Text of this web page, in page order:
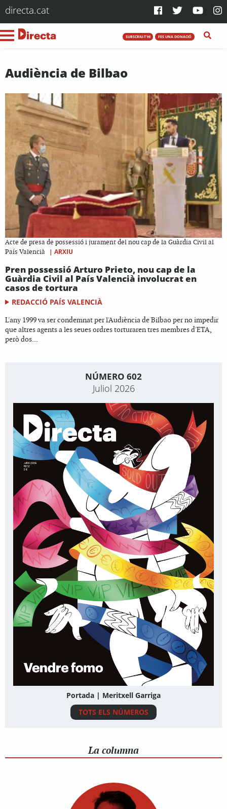
directa.cat
SUBSCRIU-T'HI FES UNA DONACIÓ
Audiència de Bilbao
Acte de presa de possessió i jurament del nou cap de la Guàrdia Civil al
País Valencià
| ARXIU
Pren possessió Arturo Prieto, nou cap de la
Guàrdia Civil al País Valencià involucrat en
casos de tortura
REDACCIÓ PAÍS VALENCIÀ
L'any 1999 va ser condemnat per l'Audiència de Bilbao per no impedir
que altres agents a les seues ordres torturaren tres membres d'ETA,
però dos...
NÚMERO 602
Juliol 2026
Portada | Meritxell Garriga
TOTS ELS NÚMEROS
La columna